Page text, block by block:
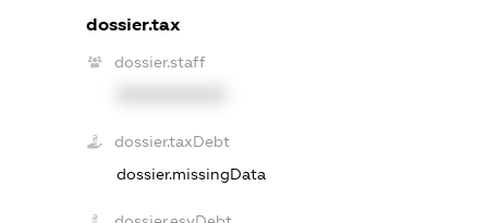
dossier.tax
dossier.staff
dossier.taxDebt
dossier.missingData